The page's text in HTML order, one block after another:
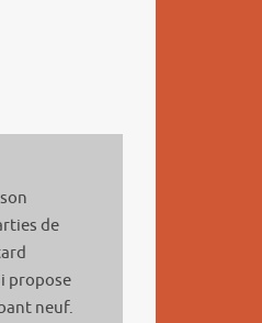
de
propose
neuf.